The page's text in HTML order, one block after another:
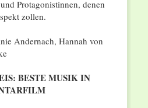
Protagonistinnen, denen
zollen.
Andernach, Hannah von
BESTE MUSIK IN